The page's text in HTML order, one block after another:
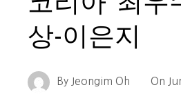
상-이은지
By Jeongim Oh On